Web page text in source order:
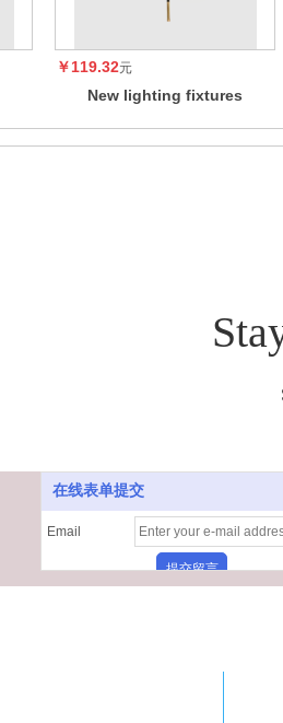
￥119.32元
New lighting fixtures
在线表单提交
Email